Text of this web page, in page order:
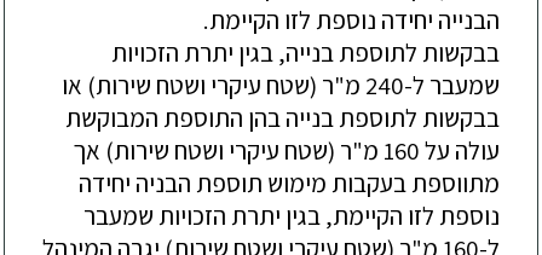
הבנייה יחידה נוספת לזו הקיימת.
בבקשות לתוספת בנייה, בגין יתרת הזכויות
שמעבר ל-240 מ"ר (שטח עיקרי ושטח שירות) או
בבקשות לתוספת בנייה בהן התוספת המבוקשת
עולה על 160 מ"ר (שטח עיקרי ושטח שירות) אך
מתווספת בעקבות מימוש תוספת הבניה יחידה
נוספת לזו הקיימת, בגין יתרת הזכויות שמעבר
ל-160 מ"ר (שטח עיקרי ושטח שירות) יגבה המינהל